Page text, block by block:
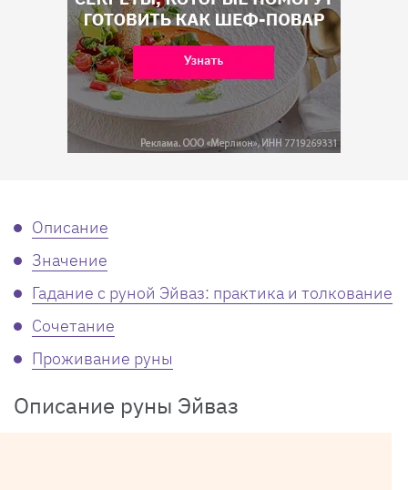
Описание
Значение
Гадание с руной Эйваз: практика и толкование
Сочетание
Проживание руны
Описание руны Эйваз